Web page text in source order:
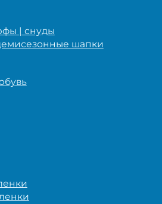
| снуды
шапки